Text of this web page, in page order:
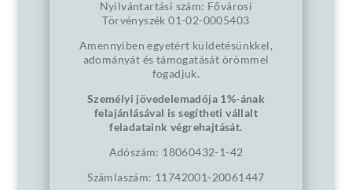
Nyilvántartási szám: Fővárosi
Törvényszék 01-02-0005403
Amennyiben egyetért küldetésünkkel,
adományát és támogatását örömmel
fogadjuk.
Személyi jövedelemadója 1%-ának
felajánlásával is segítheti vállalt
feladataink végrehajtását.
Adószám: 18060432-1-42
Számlaszám: 11742001-20061447